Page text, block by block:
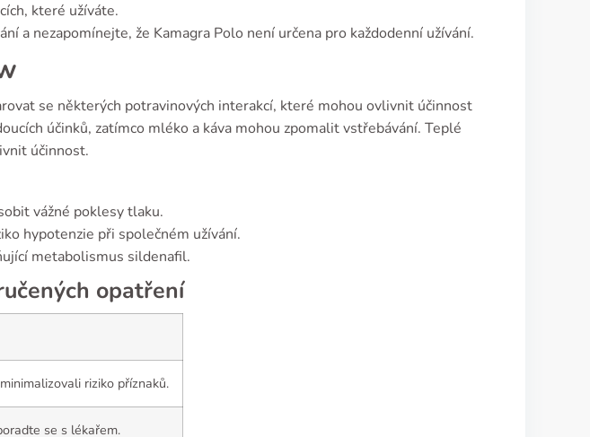
které užíváte.
a nezapomínejte, že Kamagra Polo není určena pro každodenní užívání.
se některých potravinových interakcí, které mohou ovlivnit účinnost
účinků, zatímco mléko a káva mohou zpomalit vstřebávání. Teplé
účinnost.
vážné poklesy tlaku.
hypotenzie při společném užívání.
metabolismus sildenafil.
opatření
riziko příznaků.
se s lékařem.